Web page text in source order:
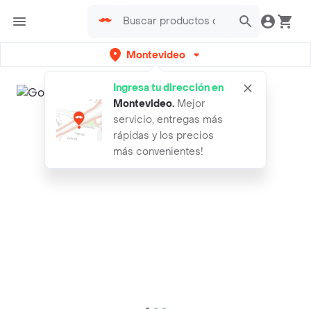
Montevideo
Ingresa tu dirección en
Montevideo. Mejor
servicio, entregas más
rápidas y los precios
más convenientes!